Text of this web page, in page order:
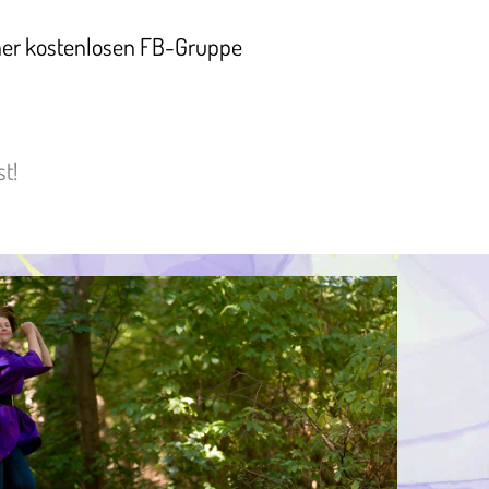
kostenlosen FB-Gruppe